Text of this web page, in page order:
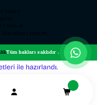
Listesi
| Hursoft
Sistemleri | Hursoft
Tüm hakları saklıdır .
e-